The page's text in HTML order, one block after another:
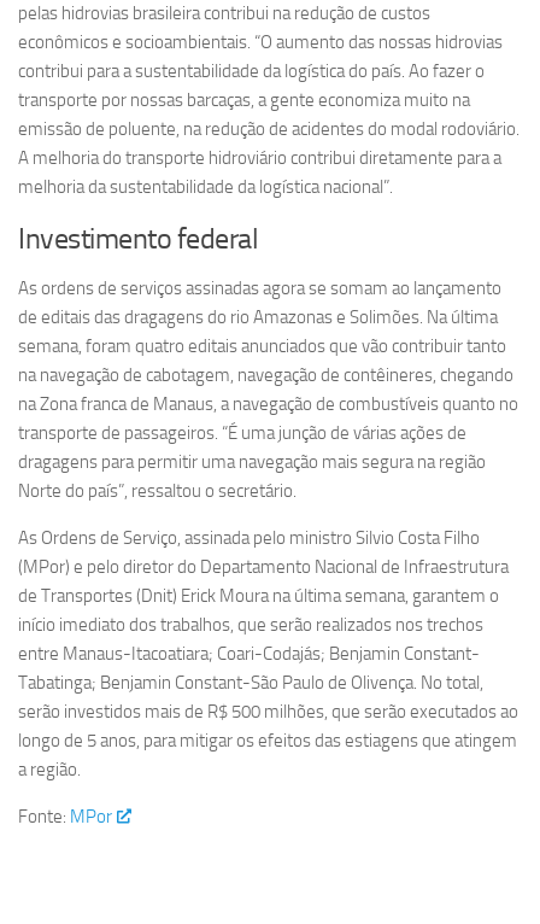
pelas hidrovias brasileira contribui na redução de custos
econômicos e socioambientais. “O aumento das nossas hidrovias
contribui para a sustentabilidade da logística do país. Ao fazer o
transporte por nossas barcaças, a gente economiza muito na
emissão de poluente, na redução de acidentes do modal rodoviário.
A melhoria do transporte hidroviário contribui diretamente para a
melhoria da sustentabilidade da logística nacional”.
Investimento federal
As ordens de serviços assinadas agora se somam ao lançamento
de editais das dragagens do rio Amazonas e Solimões. Na última
semana, foram quatro editais anunciados que vão contribuir tanto
na navegação de cabotagem, navegação de contêineres, chegando
na Zona franca de Manaus, a navegação de combustíveis quanto no
transporte de passageiros. “É uma junção de várias ações de
dragagens para permitir uma navegação mais segura na região
Norte do país”, ressaltou o secretário.
As Ordens de Serviço, assinada pelo ministro Silvio Costa Filho
(MPor) e pelo diretor do Departamento Nacional de Infraestrutura
de Transportes (Dnit) Erick Moura na última semana, garantem o
início imediato dos trabalhos, que serão realizados nos trechos
entre Manaus-Itacoatiara; Coari-Codajás; Benjamin Constant-
Tabatinga; Benjamin Constant-São Paulo de Olivença. No total,
serão investidos mais de R$ 500 milhões, que serão executados ao
longo de 5 anos, para mitigar os efeitos das estiagens que atingem
a região.
Fonte: MPor